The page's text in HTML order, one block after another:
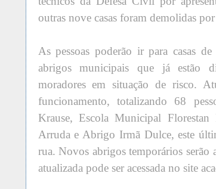
outras nove casas foram demolidas
As pessoas poderão ir para casas
abrigos municipais que já estão
moradores em situação de risco.
funcionamento, totalizando 68
Krause, Escola Municipal
Arruda e Abrigo Irmã Dulce, este
rua. Novos abrigos temporários serão
atualizada pode ser acessada no site